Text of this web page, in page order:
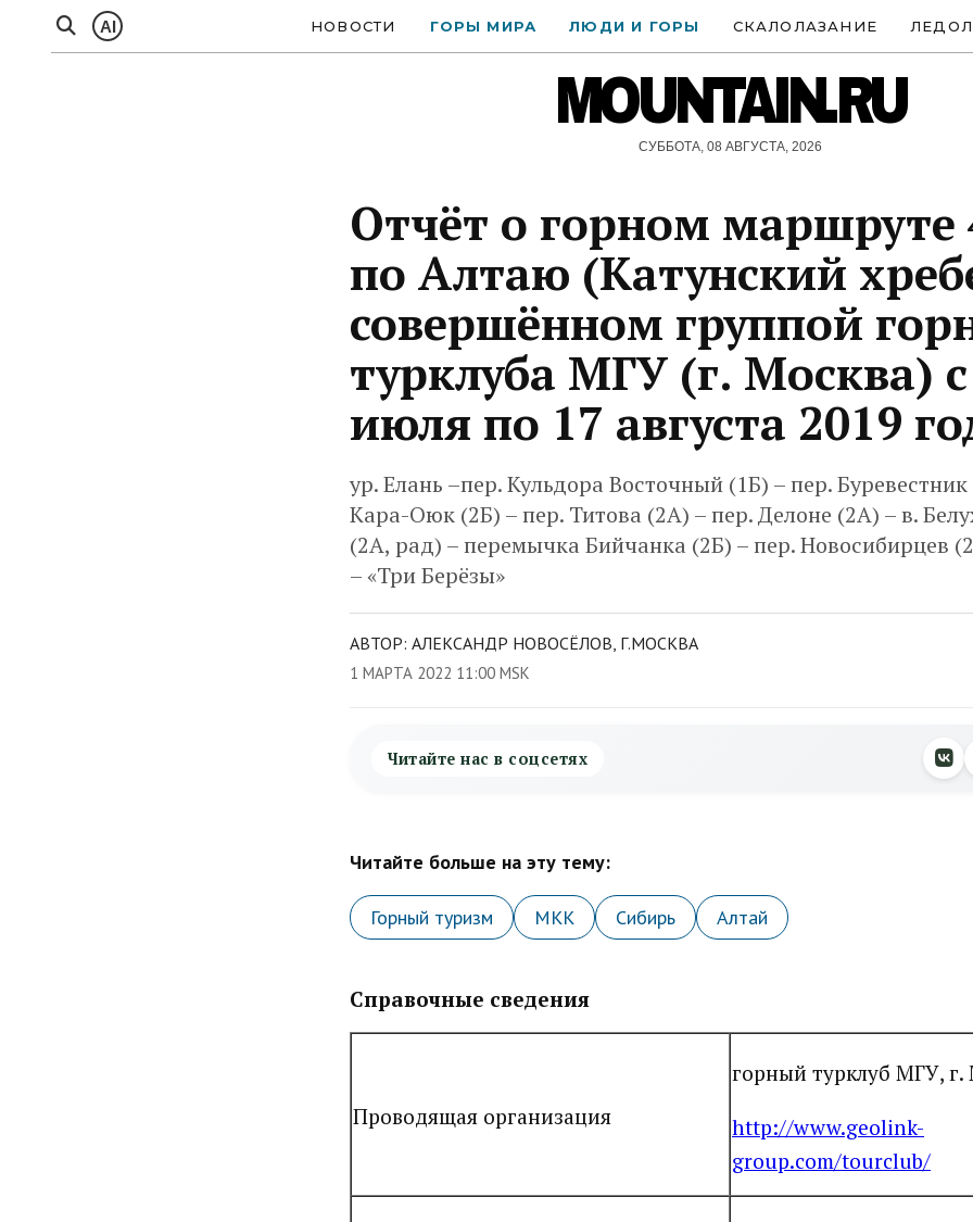
AI НОВОСТИ ГОРЫ МИРА ЛЮДИ И ГОРЫ СКАЛОЛАЗАНИЕ
MOUNTAIN.RU
СУББОТА, 08 АВГУСТА, 2026
Отчёт о горном маршруте
по Алтаю (Катунский
совершённом группой
турклуба МГУ (г. Москва)
июля по 17 августа 2019
ур. Елань –пер. Кульдора Восточный (1Б) – пер.
Кара-Оюк (2Б) – пер. Титова (2А) – пер. Делоне (2А) – в.
(2А, рад) – перемычка Бийчанка (2Б) – пер. Новосибирцев
– «Три Берёзы»
АВТОР: АЛЕКСАНДР НОВОСЁЛОВ, Г.МОСКВА
1 МАРТА 2022 11:00 MSK
Читайте нас в соцсетях
Читайте больше на эту тему:
Горный туризм МКК Сибирь Алтай
Справочные сведения
Проводящая организация
горный турклуб МГУ, г.
http://www.geolink-
group.com/tourclub/